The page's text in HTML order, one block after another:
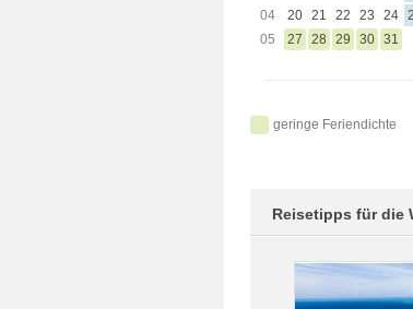
04
20 21 22 23 24
05
27 28 29 30 31
geringe Feriendichte
Reisetipps für die